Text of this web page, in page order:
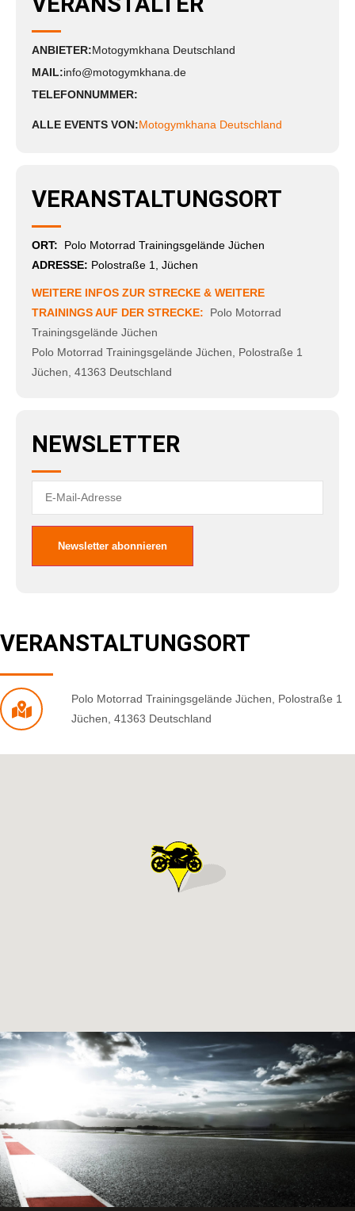
ANBIETER:Motogymkhana Deutschland
MAIL:info@motogymkhana.de
TELEFONNUMMER:
ALLE EVENTS VON:Motogymkhana Deutschland
VERANSTALTUNGSORT
ORT: Polo Motorrad Trainingsgelände Jüchen
ADRESSE: Polostraße 1, Jüchen
WEITERE INFOS ZUR STRECKE & WEITERE
TRAININGS AUF DER STRECKE: Polo Motorrad
Trainingsgelände Jüchen
Polo Motorrad Trainingsgelände Jüchen
Polostraße 1
Jüchen 41363 Deutschland
NEWSLETTER
VERANSTALTUNGSORT
Polo Motorrad Trainingsgelände Jüchen, Polostraße 1
Jüchen, 41363 Deutschland